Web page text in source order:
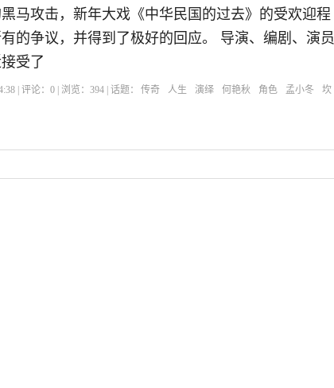
马攻击，新年大戏《中华民国的过去》的受欢迎程
的争议，并得到了极好的回应。 导演、编剧、演员
受了
| 评论：0 | 浏览：394 | 话题： 传奇 人生 演绎 何艳秋 角色 孟小冬
坎